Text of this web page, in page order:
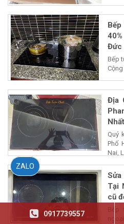
Đức
Bếp
Địa
Quý
Phố
Nai,
Tại
cũ
0917739557
ZALO